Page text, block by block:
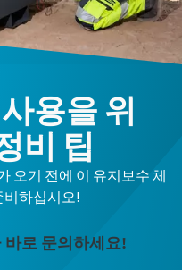
용을 위
비 팁
오기 전에 이 유지보수 체
비하십시오!
바로 문의하세요!